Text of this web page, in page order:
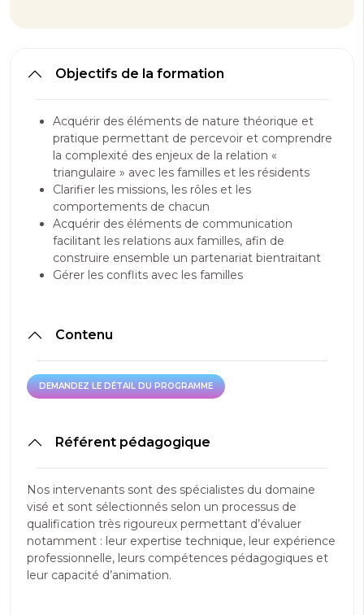
Objectifs de la formation
Acquérir des éléments de nature théorique et
pratique permettant de percevoir et comprendre
la complexité des enjeux de la relation «
triangulaire » avec les familles et les résidents
Clarifier les missions, les rôles et les
comportements de chacun
Acquérir des éléments de communication
facilitant les relations aux familles, afin de
construire ensemble un partenariat bientraitant
Gérer les conflits avec les familles
Contenu
DEMANDEZ LE DÉTAIL DU PROGRAMME
DEMANDEZ LE DÉTAIL DU PROGRAMME
Référent pédagogique
Nos intervenants sont des spécialistes du domaine
visé et sont sélectionnés selon un processus de
qualification très rigoureux permettant d’évaluer
notamment : leur expertise technique, leur expérience
professionnelle, leurs compétences pédagogiques et
leur capacité d’animation.